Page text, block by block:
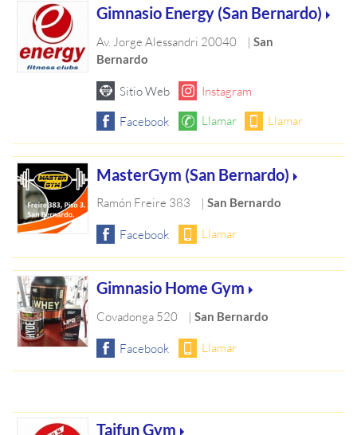
Gimnasio Energy (San Bernardo)
Av. Jorge Alessandri 20040 |San
Bernardo
MasterGym (San Bernardo)
Ramón Freire 383 |San Bernardo
Gimnasio Home Gym
Covadonga 520 |San Bernardo
Taifun Gym